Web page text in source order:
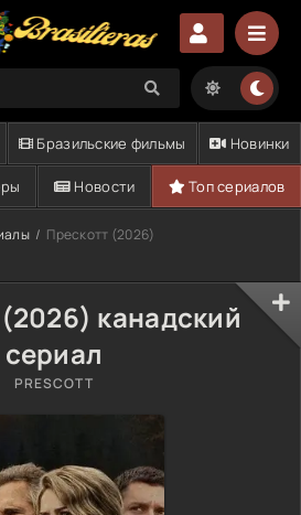
Бразильские фильмы Новинки
Новости Топ сериалов
Прескотт (2026)
канадский
сериал
PRESCOTT